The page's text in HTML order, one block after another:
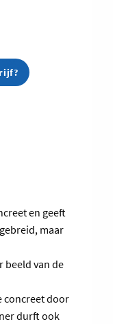
en geeft
maar
beeld van de
concreet door
durft ook